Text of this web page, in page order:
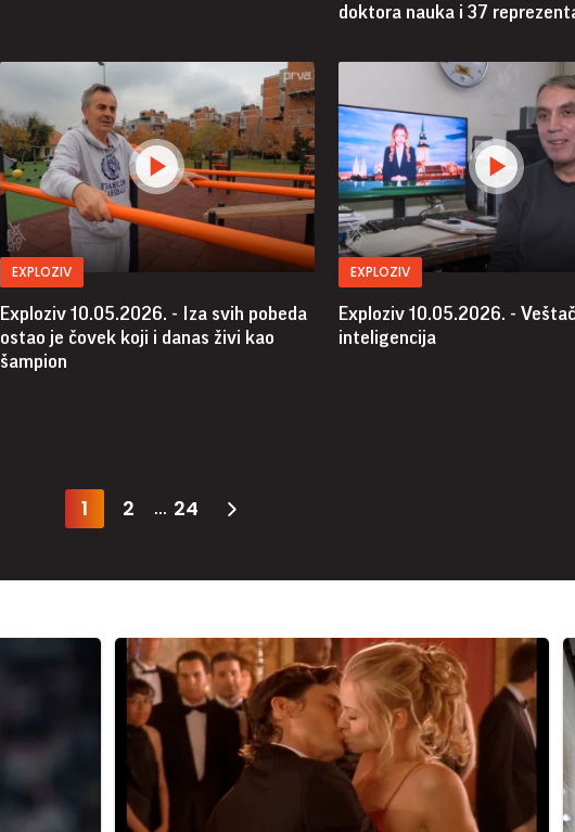
doktora nauka i 37
EXPLOZIV
Exploziv 10.05.2026. - Iza svih pobeda
ostao je čovek koji i danas živi kao
šampion
EXPLOZIV
Exploziv 10.05.2026. -
inteligencija
1 2 ... 24